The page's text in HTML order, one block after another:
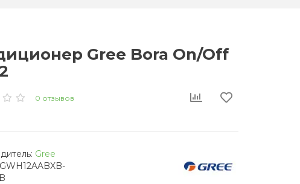
Gree Bora On/Off
0 отзывов
Gree